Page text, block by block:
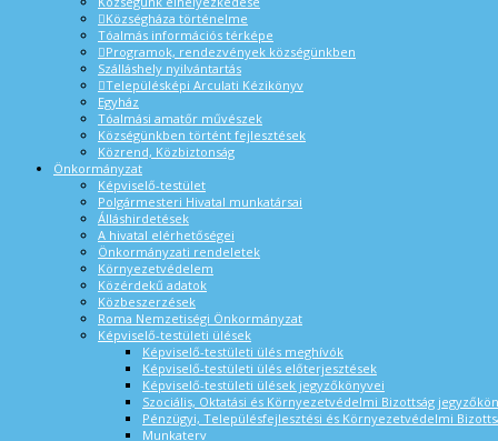
Községháza történelme
Tóalmás információs térképe
Programok, rendezvények községünkben
Szálláshely nyilvántartás
Településképi Arculati Kézikönyv
Egyház
Tóalmási amatőr művészek
Községünkben történt fejlesztések
Közrend, Közbiztonság
Önkormányzat
Képviselő-testület
Polgármesteri Hivatal munkatársai
Álláshirdetések
A hivatal elérhetőségei
Önkormányzati rendeletek
Környezetvédelem
Közérdekű adatok
Közbeszerzések
Roma Nemzetiségi Önkormányzat
Képviselő-testületi ülések
Képviselő-testületi ülés meghívók
Képviselő-testületi ülés előterjesztések
Képviselő-testületi ülések jegyzőkönyvei
Szociális, Oktatási és Környezetvédelmi Bizottság
Pénzügyi, Településfejlesztési és Környezetvédelmi
Munkaterv